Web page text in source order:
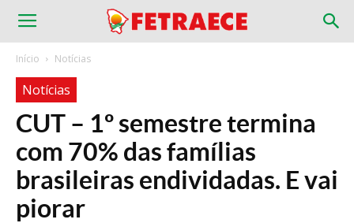
Início Notícias
Notícias
CUT – 1º semestre termina
com 70% das famílias
brasileiras endividadas. E vai
piorar